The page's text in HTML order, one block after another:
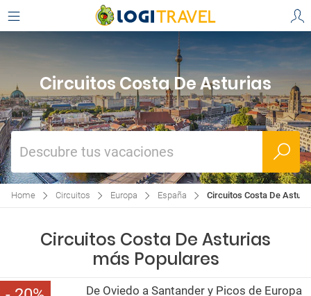
Circuitos Costa De Asturias
Descubre tus vacaciones
Home Circuitos Europa España Circuitos Costa De
Circuitos Costa De Asturias
más Populares
De Oviedo a Santander y Picos de Europa